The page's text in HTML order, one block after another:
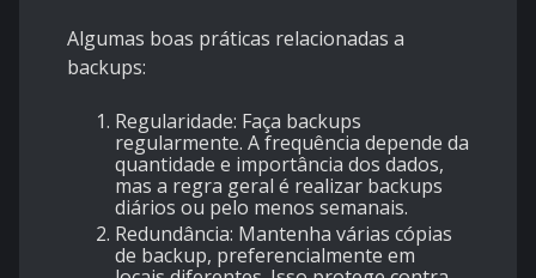
Algumas boas práticas relacionadas a
backups:
Regularidade: Faça backups
regularmente. A frequência depende da
quantidade e importância dos dados,
mas a regra geral é realizar backups
diários ou pelo menos semanais.
Redundância: Mantenha várias cópias
de backup, preferencialmente em